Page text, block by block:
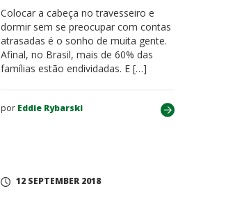
Colocar a cabeça no travesseiro e
dormir sem se preocupar com contas
atrasadas é o sonho de muita gente.
Afinal, no Brasil, mais de 60% das
famílias estão endividadas. E […]
por Eddie Rybarski
12 SEPTEMBER 2018